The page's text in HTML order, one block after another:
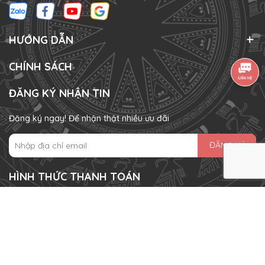
HƯỚNG DẪN
CHÍNH SÁCH
ĐĂNG KÝ NHẬN TIN
Đăng ký ngay! Để nhận thật nhiều ưu đãi
ĐĂNG KÝ
HÌNH THỨC THANH TOÁN